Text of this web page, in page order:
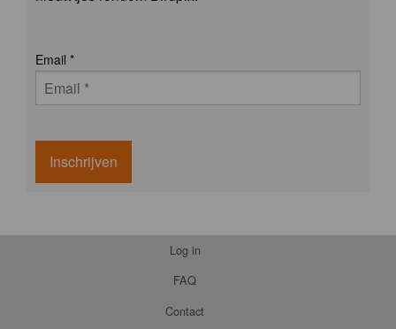
Email *
Inschrijven
Log in
FAQ
Contact